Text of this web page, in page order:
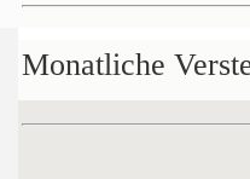
Monatliche